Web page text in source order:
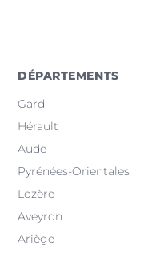
DÉPARTEMENTS
Gard
Hérault
Aude
Pyrénées-Orientales
Lozère
Aveyron
Ariège